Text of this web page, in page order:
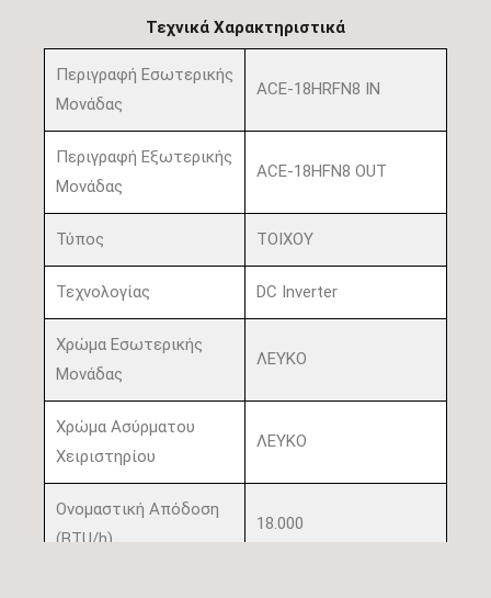
Τεχνικά Χαρακτηριστικά
Περιγραφή Εσωτερικής
Μονάδας
ACE-18HRFN8 IN
Περιγραφή Εξωτερικής
Μονάδας
ACE-18HFN8 OUT
Τύπος ΤΟΙΧΟΥ
Τεχνολογίας DC Inverter
Χρώμα Εσωτερικής
Μονάδας
ΛΕΥΚΟ
Χρώμα Ασύρματου
Χειριστηρίου
ΛΕΥΚΟ
Ονομαστική Απόδοση
(BTU/h)
18.000